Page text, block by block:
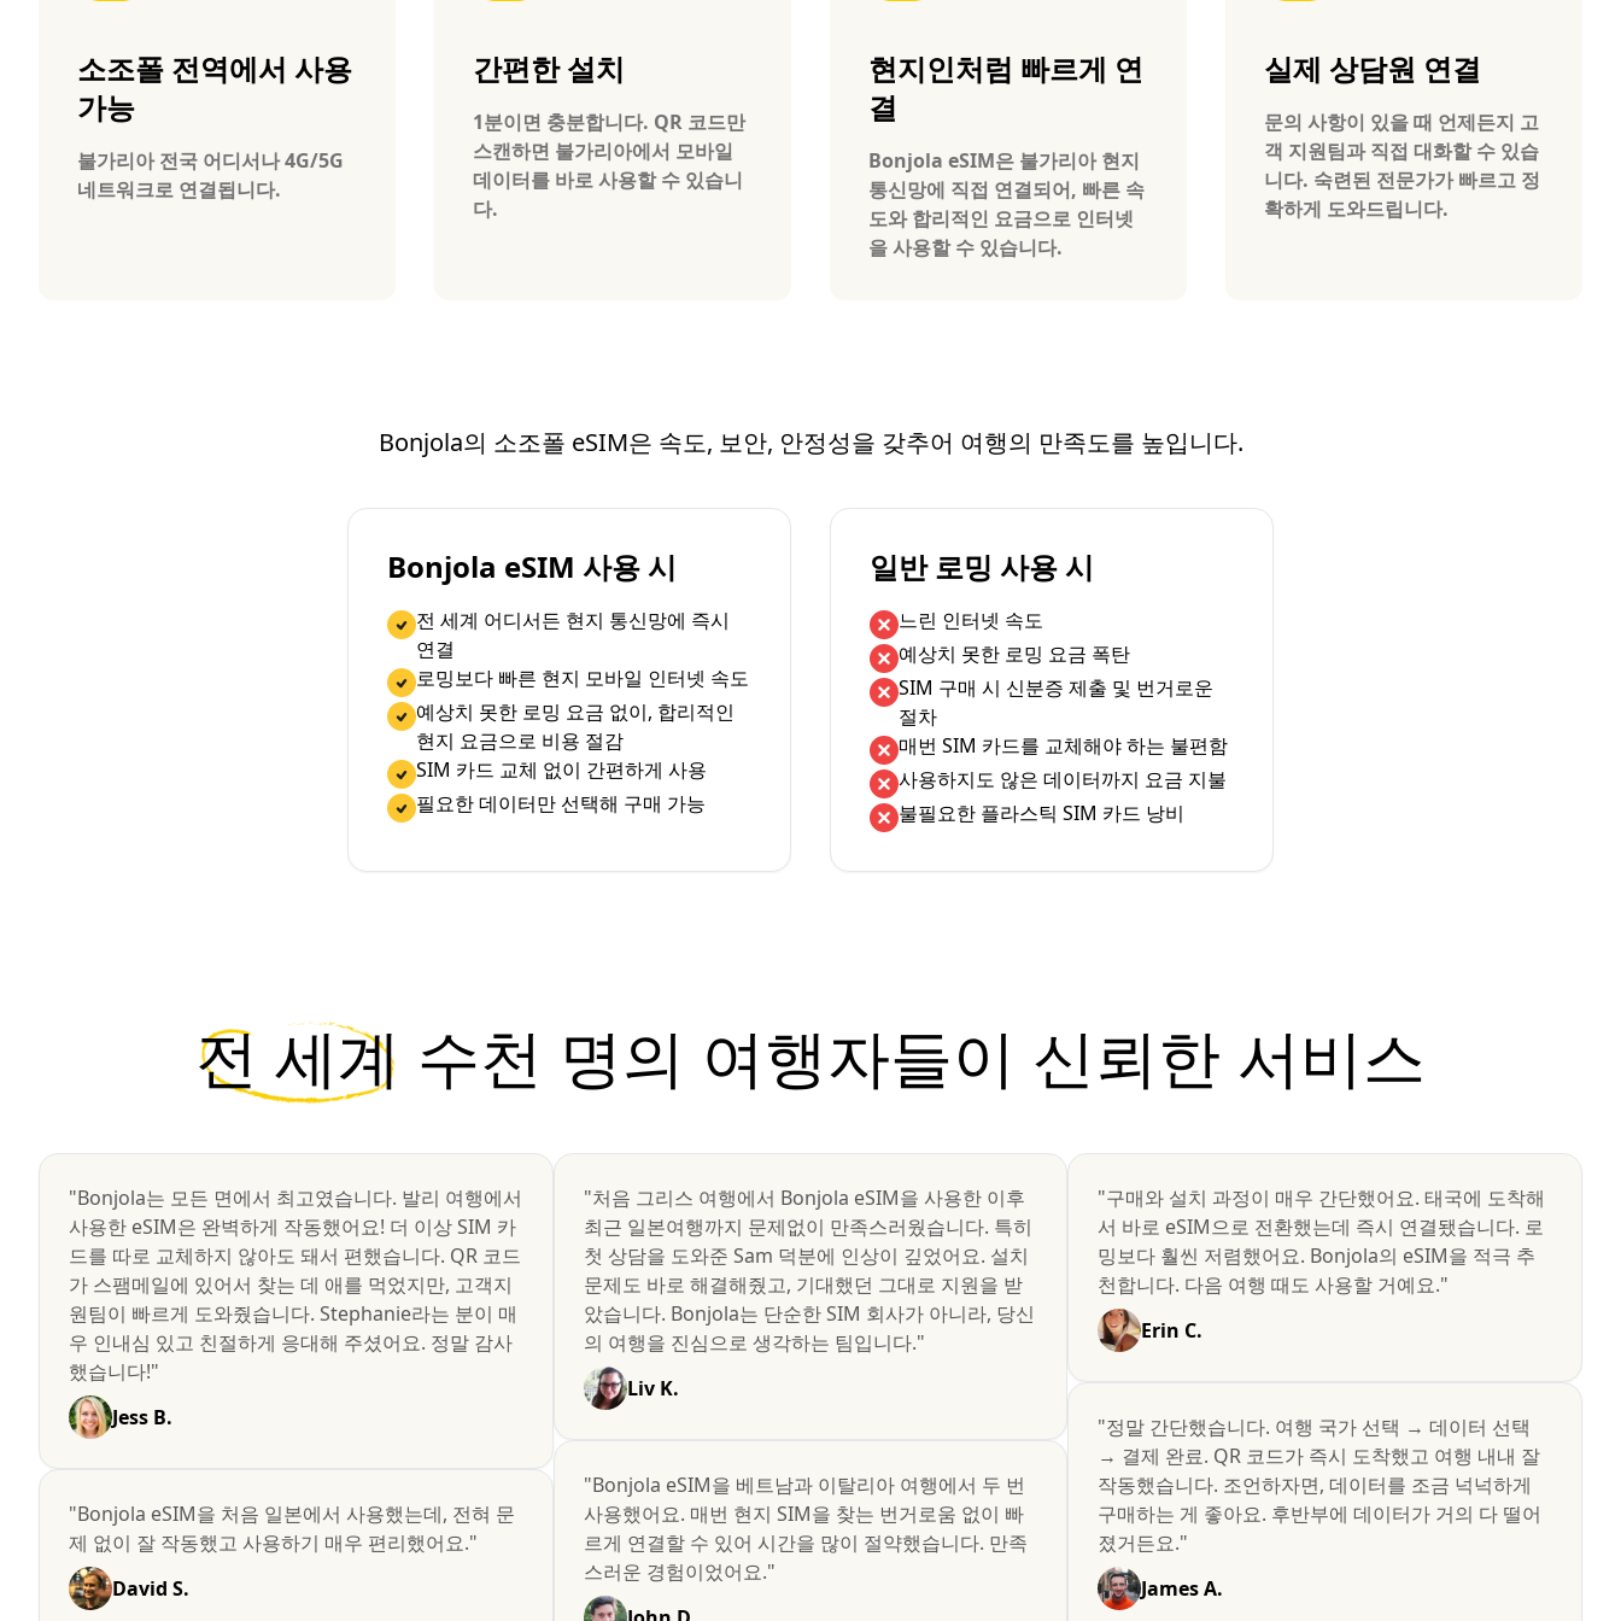
소조폴 전역에서 사용
가능
불가리아 전국 어디서나 4G/5G
네트워크로 연결됩니다.
간편한 설치
1분이면 충분합니다. QR 코드만
스캔하면 불가리아에서 모바일
데이터를 바로 사용할 수 있습니
다.
현지인처럼 빠르게 연
결
Bonjola eSIM은 불가리아 현지
통신망에 직접 연결되어, 빠른 속
도와 합리적인 요금으로 인터넷
을 사용할 수 있습니다.
실제 상담원 연결
문의 사항이 있을 때 언제든지 고
객 지원팀과 직접 대화할 수 있습
니다. 숙련된 전문가가 빠르고 정
확하게 도와드립니다.
Bonjola의 소조폴 eSIM은 속도, 보안, 안정성을 갖추어 여행의 만족도를 높입니다.
Bonjola eSIM 사용 시
전 세계 어디서든 현지 통신망에 즉시
연결
로밍보다 빠른 현지 모바일 인터넷 속도
예상치 못한 로밍 요금 없이, 합리적인
현지 요금으로 비용 절감
SIM 카드 교체 없이 간편하게 사용
필요한 데이터만 선택해 구매 가능
일반 로밍 사용 시
느린 인터넷 속도
예상치 못한 로밍 요금 폭탄
SIM 구매 시 신분증 제출 및 번거로운
절차
매번 SIM 카드를 교체해야 하는 불편함
사용하지도 않은 데이터까지 요금 지불
불필요한 플라스틱 SIM 카드 낭비
전 세계 수천 명의 여행자들이 신뢰한 서비스
"Bonjola는 모든 면에서 최고였습니다. 발리 여행에서
사용한 eSIM은 완벽하게 작동했어요! 더 이상 SIM 카
드를 따로 교체하지 않아도 돼서 편했습니다. QR 코드
가 스팸메일에 있어서 찾는 데 애를 먹었지만, 고객지
원팀이 빠르게 도와줬습니다. Stephanie라는 분이 매
우 인내심 있고 친절하게 응대해 주셨어요. 정말 감사
했습니다!"
Jess B.
"Bonjola eSIM을 처음 일본에서 사용했는데, 전혀 문
제 없이 잘 작동했고 사용하기 매우 편리했어요."
David S.
"처음 그리스 여행에서 Bonjola eSIM을 사용한 이후
최근 일본여행까지 문제없이 만족스러웠습니다. 특히
첫 상담을 도와준 Sam 덕분에 인상이 깊었어요. 설치
문제도 바로 해결해줬고, 기대했던 그대로 지원을 받
았습니다. Bonjola는 단순한 SIM 회사가 아니라, 당신
의 여행을 진심으로 생각하는 팀입니다."
Liv K.
"Bonjola eSIM을 베트남과 이탈리아 여행에서 두 번
사용했어요. 매번 현지 SIM을 찾는 번거로움 없이 빠
르게 연결할 수 있어 시간을 많이 절약했습니다. 만족
스러운 경험이었어요."
"구매와 설치 과정이 매우 간단했어요. 태국에 도착해
서 바로 eSIM으로 전환했는데 즉시 연결됐습니다. 로
밍보다 훨씬 저렴했어요. Bonjola의 eSIM을 적극 추
천합니다. 다음 여행 때도 사용할 거예요."
Erin C.
"정말 간단했습니다. 여행 국가 선택 → 데이터 선택
→ 결제 완료. QR 코드가 즉시 도착했고 여행 내내 잘
작동했습니다. 조언하자면, 데이터를 조금 넉넉하게
구매하는 게 좋아요. 후반부에 데이터가 거의 다 떨어
졌거든요."
James A.